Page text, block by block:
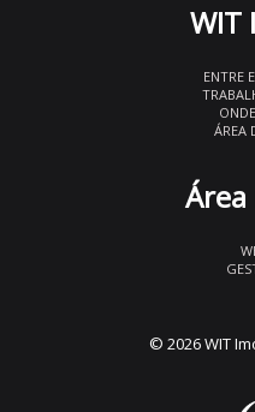
WIT
ENTRE
ÁREA
© 2026 WIT